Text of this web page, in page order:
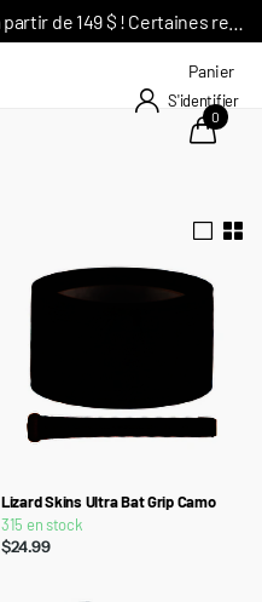
S'identifier
Panier
0
Lizard Skins Ultra Bat Grip Camo
315 en stock
$24.99